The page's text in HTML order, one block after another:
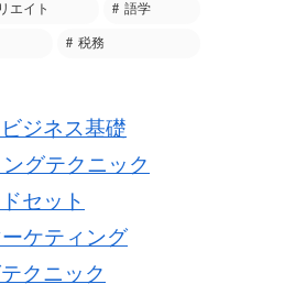
エイト 語学
税務
ジネス基礎
グテクニック
セット
ケティング
クニック